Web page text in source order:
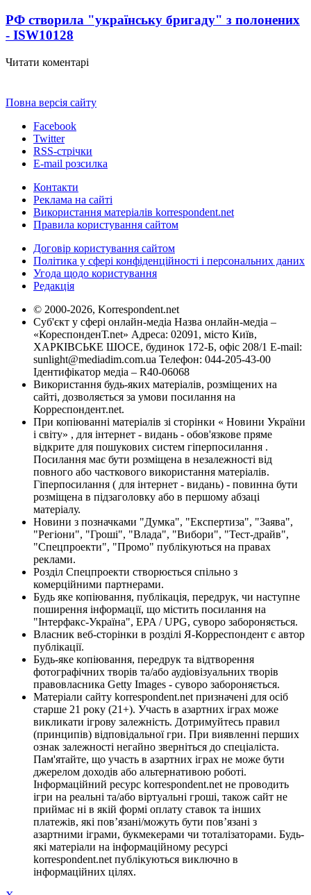
РФ створила "українську бригаду" з полонених
- ISW10128
Читати коментарі
Повна версія сайту
Facebook
Twitter
RSS-стрічки
E-mail розсилка
Контакти
Реклама на сайті
Використання матеріалів korrespondent.net
Правила користування сайтом
Договір користування сайтом
Політика у сфері конфіденційності і персональних даних
Угода щодо користування
Редакція
© 2000-2026, Korrespondent.net
Суб'єкт у сфері онлайн-медіа Назва онлайн-медіа –
«КореспонденТ.net» Адреса: 02091, місто Київ,
ХАРКІВСЬКЕ ШОСЕ, будинок 172-Б, офіс 208/1 E-mail:
sunlight@mediadim.com.ua Телефон: 044-205-43-00
Ідентифікатор медіа – R40-06068
Використання будь-яких матеріалів, розміщених на
сайті, дозволяється за умови посилання на
Корреспондент.net.
При копіюванні матеріалів зі сторінки « Новини України
і світу» , для інтернет - видань - обов'язкове пряме
відкрите для пошукових систем гіперпосилання .
Посилання має бути розміщена в незалежності від
повного або часткового використання матеріалів.
Гіперпосилання ( для інтернет - видань) - повинна бути
розміщена в підзаголовку або в першому абзаці
матеріалу.
Новини з позначками "Думка", "Експертиза", "Заява",
"Регіони", "Гроші", "Влада", "Вибори", "Тест-драйв",
"Спецпроекти", "Промо" публікуються на правах
реклами.
Розділ Спецпроекти створюється спільно з
комерційними партнерами.
Будь яке копіювання, публікація, передрук, чи наступне
поширення інформації, що містить посилання на
"Інтерфакс-Україна", EPA / UPG, суворо забороняється.
Власник веб-сторінки в розділі Я-Корреспондент є автор
публікації.
Будь-яке копіювання, передрук та відтворення
фотографічних творів та/або аудіовізуальних творів
правовласника Getty Images - суворо забороняється.
Матеріали сайту korrespondent.net призначені для осіб
старше 21 року (21+). Участь в азартних іграх може
викликати ігрову залежність. Дотримуйтесь правил
(принципів) відповідальної гри. При виявленні перших
ознак залежності негайно зверніться до спеціаліста.
Пам'ятайте, що участь в азартних іграх не може бути
джерелом доходів або альтернативою роботі.
Інформаційний ресурс korrespondent.net не проводить
ігри на реальні та/або віртуальні гроші, також сайт не
приймає ні в якій формі оплату ставок та інших
платежів, які пов’язані/можуть бути пов’язані з
азартними іграми, букмекерами чи тоталізаторами. Будь-
які матеріали на інформаційному ресурсі
korrespondent.net публікуються виключно в
інформаційних цілях.